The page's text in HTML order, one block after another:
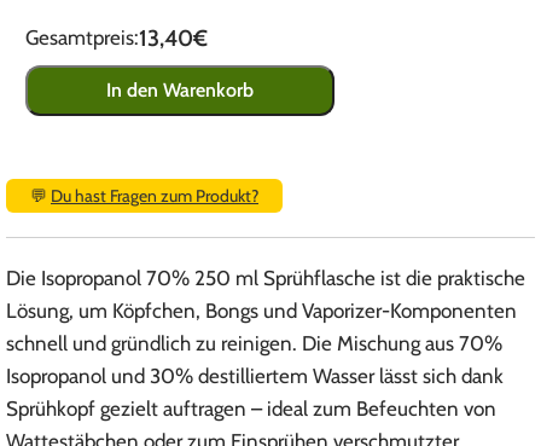
Gesamtpreis:13,40€
In den Warenkorb
💬 Du hast Fragen zum Produkt?
Die Isopropanol 70% 250 ml Sprühflasche ist die praktische
Lösung, um Köpfchen, Bongs und Vaporizer-Komponenten
schnell und gründlich zu reinigen. Die Mischung aus 70%
Isopropanol und 30% destilliertem Wasser lässt sich dank
Sprühkopf gezielt auftragen – ideal zum Befeuchten von
Wattestäbchen oder zum Einsprühen verschmutzter